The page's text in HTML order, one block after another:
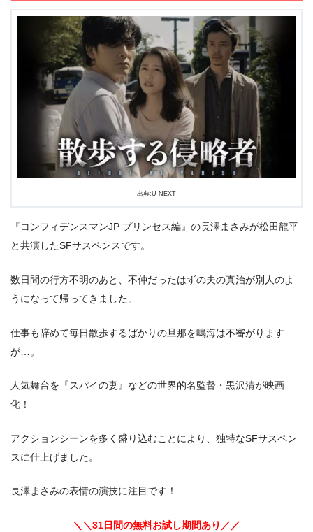
出典:U-NEXT
『コンフィデンスマンJP プリンセス編』の長澤まさみが松田龍平
と共演したSFサスペンスです。
数日間の行方不明のあと、不仲だったはずの夫の真治が別人のよ
うになって帰ってきました。
仕事も辞めて毎日散歩するばかりの旦那を鳴海は不審がります
が…。
人気舞台を『スパイの妻』などの世界的名監督・黒沢清が映画
化！
アクションシーンを多く盛り込むことにより、独特なSFサスペン
スに仕上げました。
長澤まさみの表情の演技に注目です！
＼＼31日間の無料お試し期間あり／／